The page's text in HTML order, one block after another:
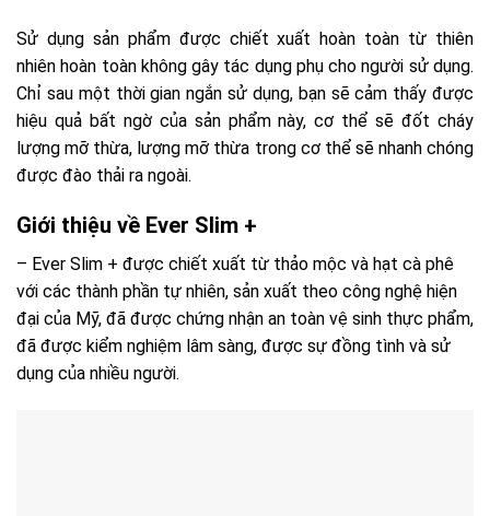
Sử dụng sản phẩm được chiết xuất hoàn toàn từ thiên
nhiên hoàn toàn không gây tác dụng phụ cho người sử dụng.
Chỉ sau một thời gian ngắn sử dụng, bạn sẽ cảm thấy được
hiệu quả bất ngờ của sản phẩm này, cơ thể sẽ đốt cháy
lượng mỡ thừa, lượng mỡ thừa trong cơ thể sẽ nhanh chóng
được đào thải ra ngoài.
Giới thiệu về Ever Slim +
– Ever Slim + được chiết xuất từ ​​thảo mộc và hạt cà phê
với các thành phần tự nhiên, sản xuất theo công nghệ hiện
đại của Mỹ, đã được chứng nhận an toàn vệ sinh thực phẩm,
đã được kiểm nghiệm lâm sàng, được sự đồng tình và sử
dụng của nhiều người.